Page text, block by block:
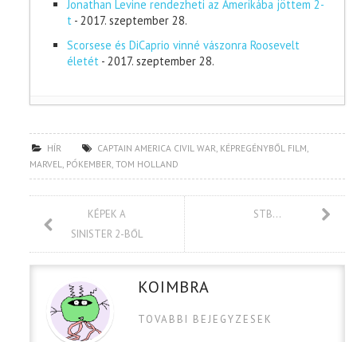
Jonathan Levine rendezheti az Amerikába jöttem 2-
t - 2017. szeptember 28.
Scorsese és DiCaprio vinné vászonra Roosevelt
életét - 2017. szeptember 28.
HÍR CAPTAIN AMERICA CIVIL WAR, KÉPREGÉNYBŐL FILM,
MARVEL, PÓKEMBER,TOM HOLLAND
KÉPEK A
SINISTER 2-BŐL
STB…
KOIMBRA
TOVABBI BEJEGYZESEK